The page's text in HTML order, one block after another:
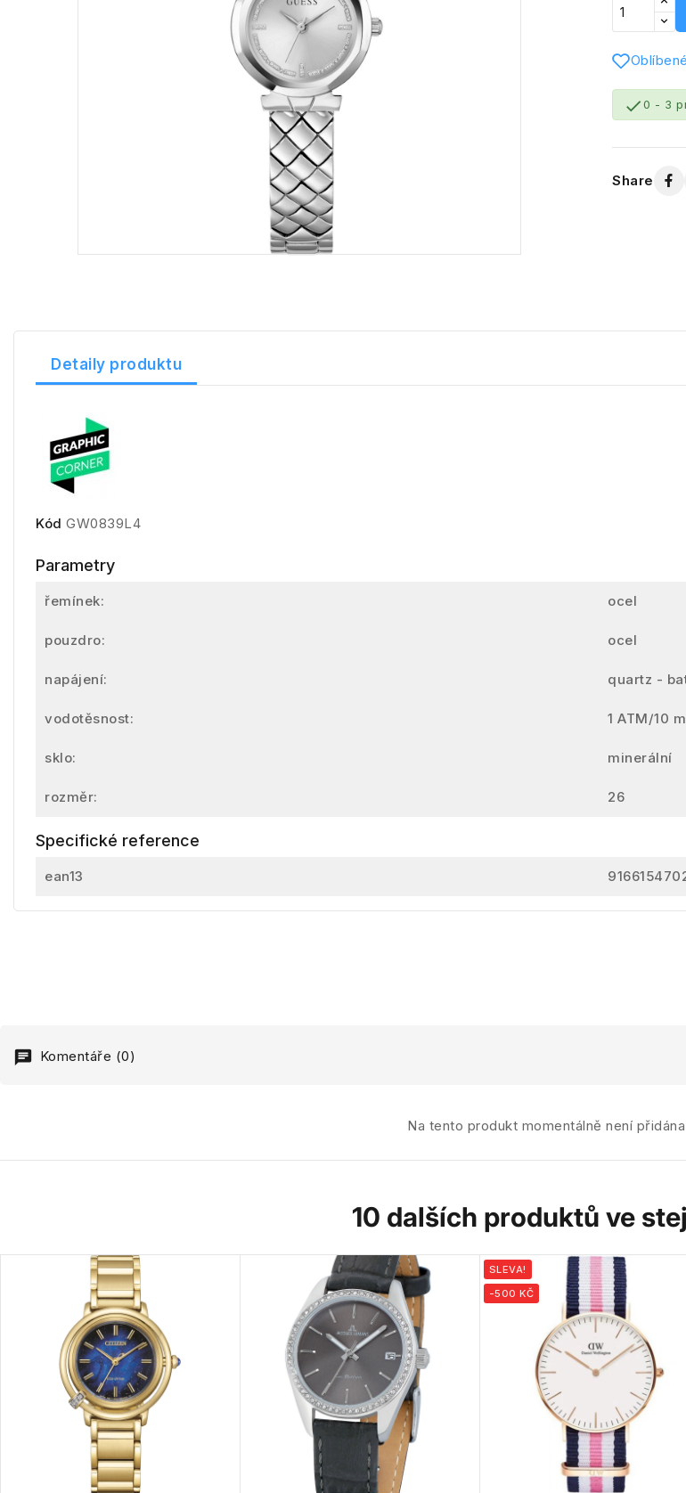
Oblíbené
0 - 3
Share
Detaily produktu
Kód GW0839L4
Parametry
řemínek: ocel
pouzdro: ocel
napájení: quartz -
vodotěsnost: 1 ATM/10 m
sklo: minerální
rozměr: 26
Specifické reference
ean13
Komentáře (0)
Na tento produkt momentálně není
10 dalších produktů ve
SLEVA!
-500 KČ